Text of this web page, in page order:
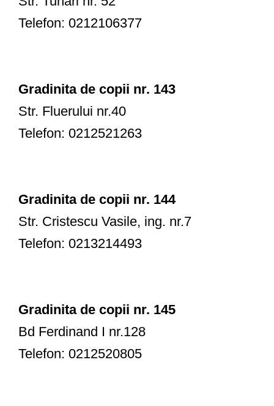
Telefon: 0212106377
Gradinita de copii nr. 143
Str. Fluerului nr.40
Telefon: 0212521263
Gradinita de copii nr. 144
Str. Cristescu Vasile, ing. nr.7
Telefon: 0213214493
Gradinita de copii nr. 145
Bd Ferdinand I nr.128
Telefon: 0212520805